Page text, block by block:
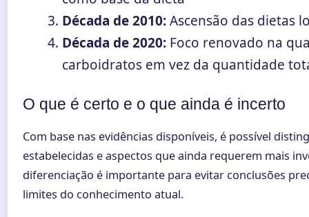
Década de 2010:Ascensão das dietas
Década de 2020: Foco renovado na
carboidratos em vez da quantidade
O que é certo e o que ainda é incerto
Com base nas evidências disponíveis, é possível
estabelecidas e aspectos que ainda requerem mais
diferenciação é importante para evitar conclusões
limites do conhecimento atual.